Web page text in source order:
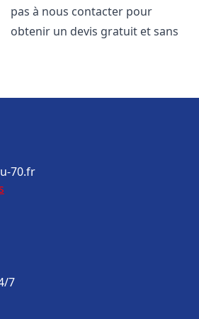
pas à nous contacter pour
obtenir un devis gratuit et sans
70.fr
7